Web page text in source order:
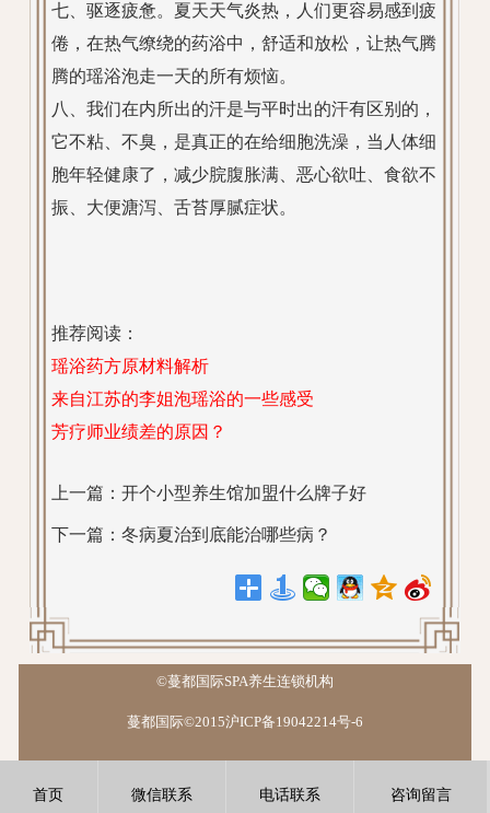
七、驱逐疲惫。夏天天气炎热，人们更容易感到疲
倦，在热气缭绕的药浴中，舒适和放松，让热气腾
腾的瑶浴泡走一天的所有烦恼。
八、我们在内所出的汗是与平时出的汗有区别的，
它不粘、不臭，是真正的在给细胞洗澡，当人体细
胞年轻健康了，减少脘腹胀满、恶心欲吐、食欲不
振、大便溏泻、舌苔厚腻症状。
推荐阅读：
瑶浴药方原材料解析
来自江苏的李姐泡瑶浴的一些感受
芳疗师业绩差的原因？
上一篇：开个小型养生馆加盟什么牌子好
下一篇：冬病夏治到底能治哪些病？
©蔓都国际SPA养生连锁机构
蔓都国际©2015沪ICP备19042214号-6
首页 微信联系 电话联系 咨询留言